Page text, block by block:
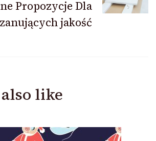
Propozycje Dla
jakość
like